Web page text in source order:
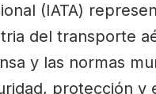
(IATA)
del transporte
y las normas
protección y